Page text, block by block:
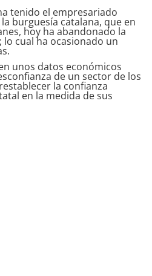
tenido el empresariado
burguesía catalana, que en
hoy ha abandonado la
cual ha ocasionado un
unos datos económicos
de un sector de los
la confianza
en la medida de sus